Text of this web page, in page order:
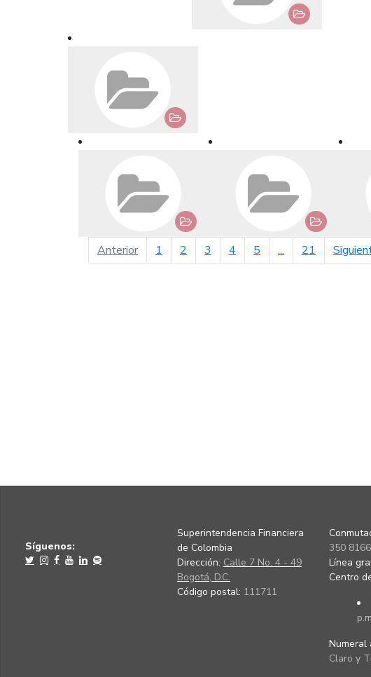
Anteriorpágina anterior
1 2 3 4 5 ... 21
Síguenos:
Superintendencia Financiera
de Colombia
Dirección: Calle 7 No. 4 - 49
Bogotá, D.C.
Código postal: 111711
350 8166
Línea
Centro
Numeral
Claro y